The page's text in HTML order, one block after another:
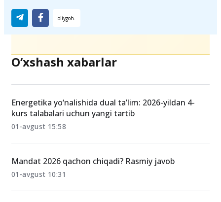
O‘xshash xabarlar
Energetika yo‘nalishida dual ta’lim: 2026-yildan 4-
kurs talabalari uchun yangi tartib
01-avgust 15:58
Mandat 2026 qachon chiqadi? Rasmiy javob
01-avgust 10:31